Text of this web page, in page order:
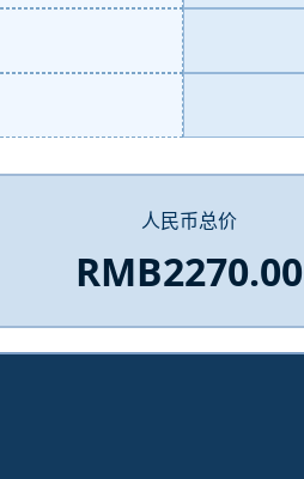
人民币总价
RMB2270.00